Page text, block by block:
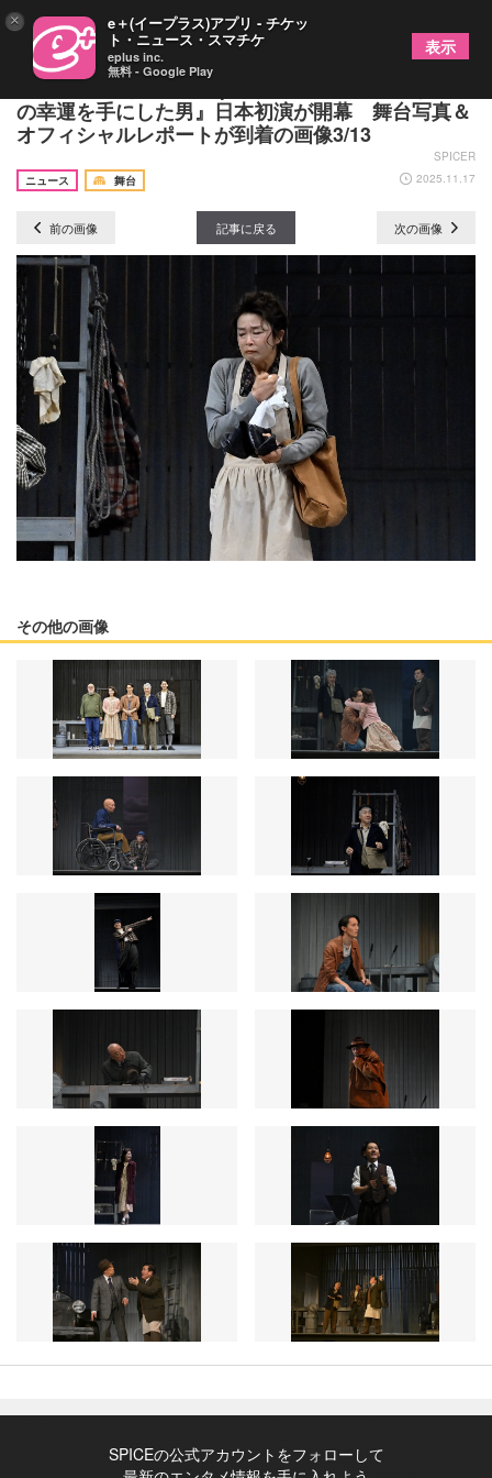
川島如恵留（Travis Japan）初単独主演、『すべて
の幸運を⼿にした男』⽇本初演が開幕 舞台写真＆
オフィシャルレポートが到着の画像3/13
SPICER
ニュース
舞台 2025.11.17
前の画像 記事に戻る 次の画像
その他の画像
SPICEの公式アカウントをフォローして
× e＋(イープラス)アプリ - チケッ
ト・ニュース・スマチケ
eplus inc.
無料 - Google Play
表示